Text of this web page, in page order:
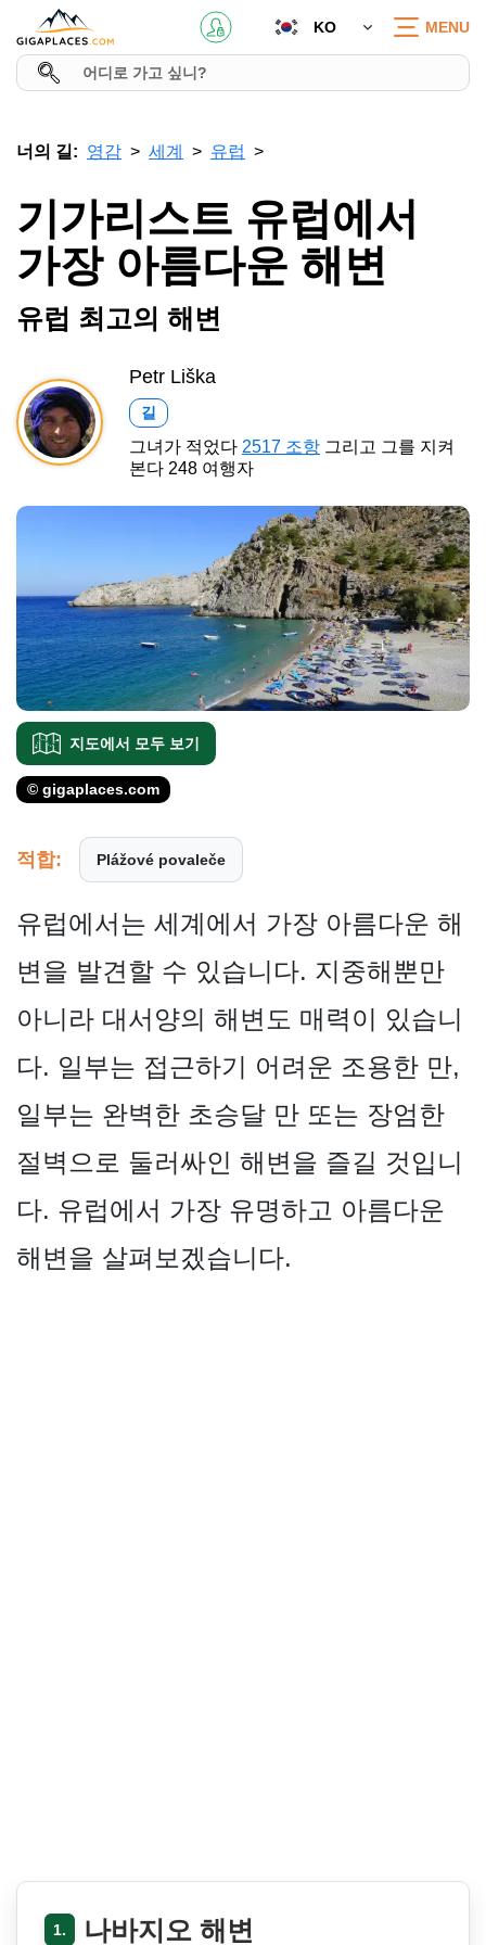
KO MENU
너의 길: 영감 세계 유럽
기가리스트 유럽에서
가장 아름다운 해변
유럽 최고의 해변
Petr Liška
길
그녀가 적었다 2517 조항 그리고 그를 지켜
본다 248 여행자
지도에서 모두 보기
© gigaplaces.com
적합: Plážové povaleče
유럽에서는 세계에서 가장 아름다운 해
변을 발견할 수 있습니다. 지중해뿐만
아니라 대서양의 해변도 매력이 있습니
다. 일부는 접근하기 어려운 조용한 만,
일부는 완벽한 초승달 만 또는 장엄한
절벽으로 둘러싸인 해변을 즐길 것입니
다. 유럽에서 가장 유명하고 아름다운
해변을 살펴보겠습니다.
1. 나바지오 해변